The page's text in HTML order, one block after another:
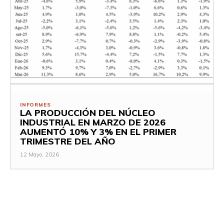
INFORMES
LA PRODUCCIÓN DEL NÚCLEO
INDUSTRIAL EN MARZO DE 2026
AUMENTÓ 10% Y 3% EN EL PRIMER
TRIMESTRE DEL AÑO
12 Mayo, 2026